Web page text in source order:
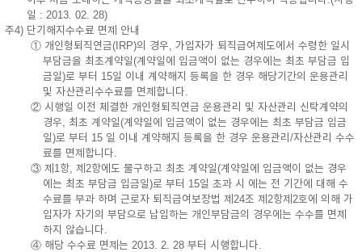
일 : 2013. 02. 28)
주4) 단기해지수수료 면제 안내
① 개인형퇴직연금(IRP)의 경우, 가입자가 퇴직급여제도에서 수령한 일시
부담금을 최초계약일(계약일에 입금액이 없는 경우에는 최초 부담금 입
금일)로 부터 15일 이내 계약해지 등록을 한 경우 해당기간의 운용관리
및 자산관리수수료를 면제합니다.
② 시행일 이전 체결한 개인형퇴직연금 운용관리 및 자산관리 신탁계약의
경우, 최초 계약일(계약일에 입금액이 없는 경우에는 최초 부담금 입금
일)로 부터 15 일 이내 계약해지 등록을 한 경우 운용관리/자산관리 수수
료를 면제합니다.
③ 제1항, 제2항에도 불구하고 최초 계약일(계약일에 입금액이 없는 경우
에는 최초 부담금 입금일)로 부터 15일 초과 시 에는 전 기간에 대해 수
수료를 부과 하며 근로자 퇴직급여보장법 제24조 제2항제2호에 의해 가
입자가 자기의 부담으로 납입하는 개인부담금의 경우에는 수수를 면제
하지 않습니다.
④ 해당 수수료 면제는 2013. 2. 28 부터 시행합니다.